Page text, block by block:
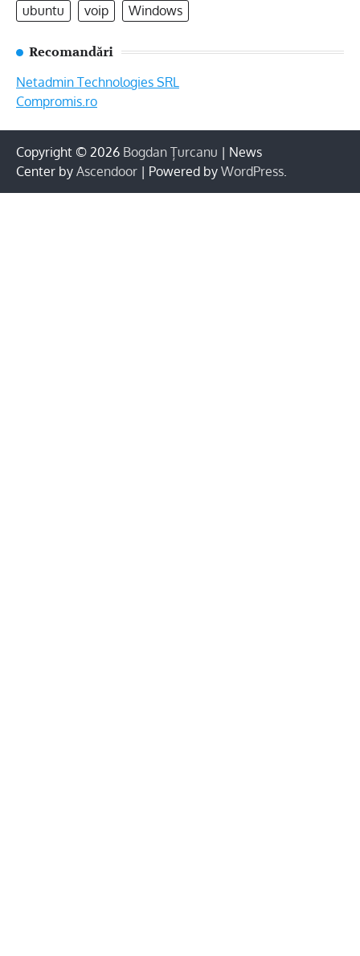
ubuntu
voip Windows
Recomandări
Netadmin Technologies SRL
Compromis.ro
Copyright © 2026 Bogdan Țurcanu | News
Center by Ascendoor | Powered by WordPress